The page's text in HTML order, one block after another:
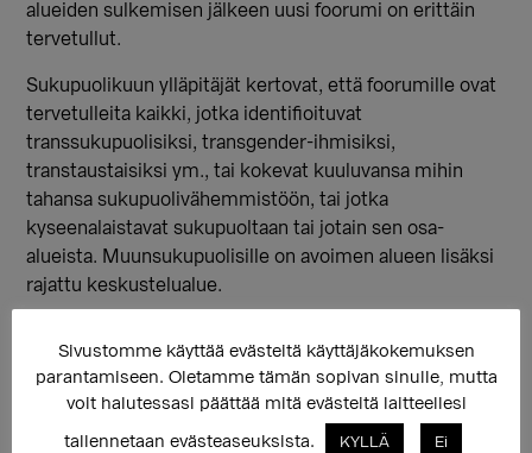
alueiden sulkemisen jälkeen uusi foorumi on erittäin
tervetullut.
Sukupuolikuun ylläpitäjät kertovat, että foorumille ovat
tervetulleita kaikki, jotka identifioituvat
transsukupuolisiksi, transgender-ihmisiksi,
transtaustaisiksi ym., tai kokevat kuuluvansa mihin
tahansa sukupuolivähemmistöön, tai jotka
kyseenalaistavat sukupuoltaan tai jotain sen osa-
alueista. Muunsukupuolisille on avoimen alueen lisäksi
rajattu keskustelualue.
vuodenvaihteessa ja foorumin toiminta on palannut
normaaliksi. Yleiskeskustelua ja hlbtiq-aiheisiin liittyvää
keskustelua voi jatkaa entiseen malliin.
Sivustomme käyttää evästeitä käyttäjäkokemuksen
parantamiseen. Oletamme tämän sopivan sinulle, mutta
voit halutessasi päättää mitä evästeitä laitteellesi
tallennetaan evästeaseuksista. KYLLÄ Ei